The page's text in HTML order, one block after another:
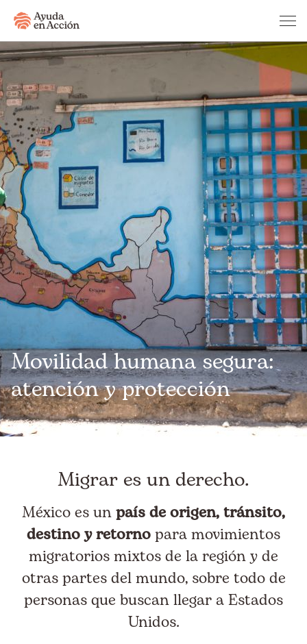
Movilidad humana segura:
atención y protección
Migrar es un derecho.
México es unpaís de origen, tránsito,
destino y retornopara movimientos
migratorios mixtos de la región y de
otras partes del mundo, sobre todo de
personas que buscan llegar a Estados
Unidos.